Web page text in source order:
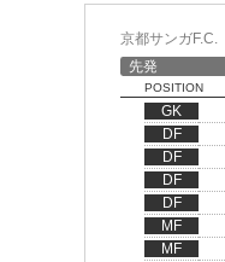
京都サンガF.C.
先発
POSITION
GK
DF
DF
DF
DF
MF
MF